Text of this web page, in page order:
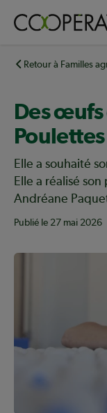
principalRetour à Familles
Des œufs
Elle a souhaité
Elle a réalisé
Andréane
Publié le 27 mai 2026